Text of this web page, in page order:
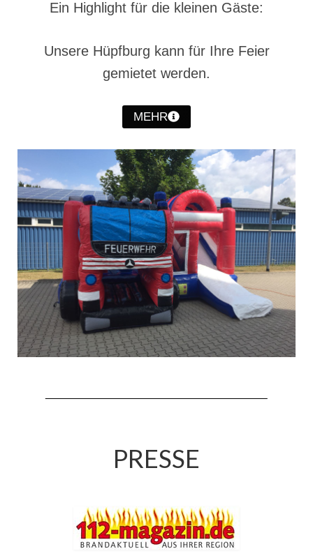
Christkindwiegen
Christkindwiegen 2023
Christkindwiegen 2021
Christkindwiegen 2019
Christkindwiegen 2018
Christkindwiegen 2017
Christkindwiegen 2016
Jahreskonzert 2017
Oktoberfestkonzert 2018
Jahreskonzert 2019
Benefizkonzert 2021
Fahrzeuge & Technik
Einsatzfahrzeuge
Ein Highlight für die kleinen Gäste:
Unsere Hüpfburg kann für Ihre Feier
gemietet werden.
MEHR
PRESSE